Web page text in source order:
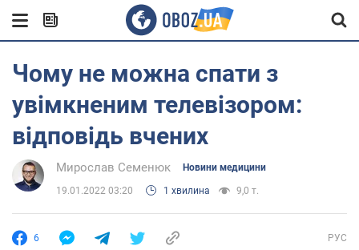
Чому не можна спати з
увімкненим телевізором:
відповідь вчених
Мирослав Семенюк Новини медицини
19.01.2022 03:20 1 хвилина 9,0 т.
6 РУС